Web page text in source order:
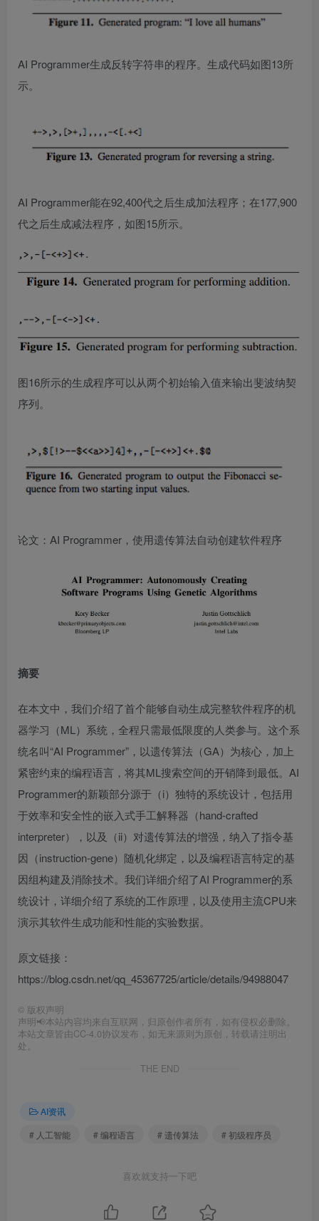
AI Programmer生成反转字符串的程序。生成代码如图13所
示。
AI Programmer能在92,400代之后生成加法程序；在177,900
代之后生成减法程序，如图15所示。
图16所示的生成程序可以从两个初始输入值来输出斐波纳契
序列。
论文：AI Programmer，使用遗传算法自动创建软件程序
摘要
在本文中，我们介绍了首个能够自动生成完整软件程序的机
器学习（ML）系统，全程只需最低限度的人类参与。这个系
统名叫“AI Programmer”，以遗传算法（GA）为核心，加上
紧密约束的编程语言，将其ML搜索空间的开销降到最低。AI
Programmer的新颖部分源于（i）独特的系统设计，包括用
于效率和安全性的嵌入式手工解释器（hand-crafted
interpreter），以及（ii）对遗传算法的增强，纳入了指令基
因（instruction-gene）随机化绑定，以及编程语言特定的基
因组构建及消除技术。我们详细介绍了AI Programmer的系
统设计，详细介绍了系统的工作原理，以及使用主流CPU来
演示其软件生成功能和性能的实验数据。
原文链接：
https://blog.csdn.net/qq_45367725/article/details/94988047
© 版权声明
声明📢本站内容均来自互联网，归原创作者所有，如有侵权必删除。
本站文章皆由CC-4.0协议发布，如无来源则为原创，转载请注明出
处。
THE END
AI资讯
# 人工智能
# 编程语言 # 遗传算法 # 初级程序员
喜欢就支持一下吧